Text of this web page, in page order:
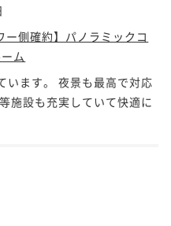
ー側確約】パノラミックコ
ム
います。 夜景も最高で対応
施設も充実していて快適に